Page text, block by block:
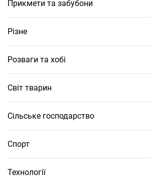
Прикмети та забубони
Різне
Розваги та хобі
Світ тварин
Сільське господарство
Спорт
Технології